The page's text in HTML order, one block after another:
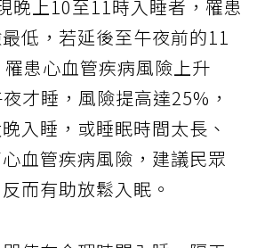
晚上10至11時入睡者，罹患
低，若延後至午夜前的11
患心血管疾病風險上升
才睡，風險提高達25%，
入睡，或睡眠時間太長、
血管疾病風險，建議民眾
而有助放鬆入眠。